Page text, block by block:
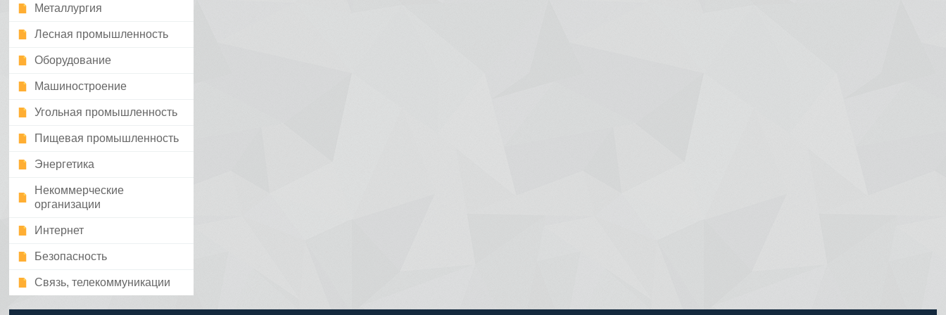
Металлургия
Лесная промышленность
Оборудование
Машиностроение
Угольная промышленность
Пищевая промышленность
Энергетика
Некоммерческие
организации
Интернет
Безопасность
Связь, телекоммуникации